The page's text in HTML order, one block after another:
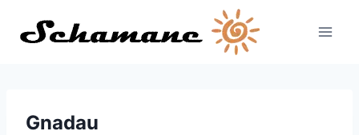
Inhalt
Gnadau